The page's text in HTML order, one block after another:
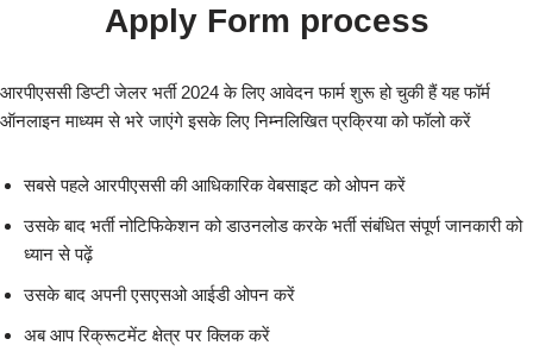
Apply Form process
आरपीएससी डिप्टी जेलर भर्ती 2024 के लिए आवेदन फार्म शुरू हो चुकी हैं यह फॉर्म
ऑनलाइन माध्यम से भरे जाएंगे इसके लिए निम्नलिखित प्रक्रिया को फॉलो करें
सबसे पहले आरपीएससी की आधिकारिक वेबसाइट को ओपन करें
उसके बाद भर्ती नोटिफिकेशन को डाउनलोड करके भर्ती संबंधित संपूर्ण जानकारी को
ध्यान से पढ़ें
उसके बाद अपनी एसएसओ आईडी ओपन करें
अब आप रिक्रूटमेंट क्षेत्र पर क्लिक करें